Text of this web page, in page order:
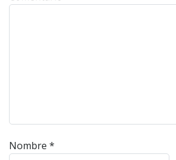
Nombre *